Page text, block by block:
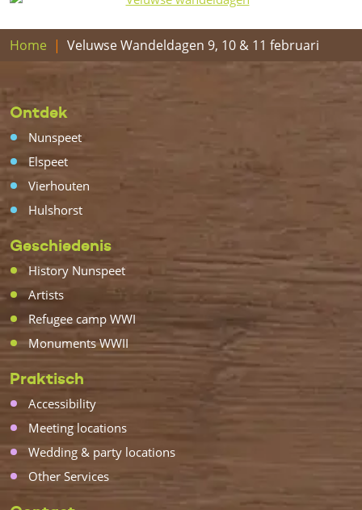
Home Veluwse Wandeldagen 9, 10 & 11 februari
Ontdek
Nunspeet
Elspeet
Vierhouten
Hulshorst
Geschiedenis
History Nunspeet
Artists
Refugee camp WWI
Monuments WWII
Praktisch
Accessibility
Meeting locations
Wedding & party locations
Other Services